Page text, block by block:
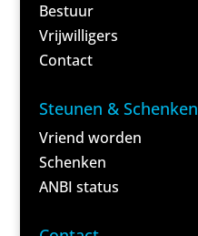
Bestuur
Vrijwilligers
Contact
Steunen & Schenken
Vriend worden
Schenken
ANBI status